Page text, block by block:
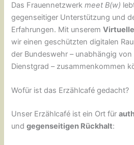
Das Frauennetzwerkmeet B(w)
gegenseitiger Unterstützung und
Erfahrungen. Mit unserem
wir einen geschützten digitalen
der Bundeswehr – unabhängig
Dienstgrad – zusammenkommen
Wofür ist das Erzählcafé gedacht?
Unser Erzählcafé ist ein Ort für
undgegenseitigen Rückhalt: